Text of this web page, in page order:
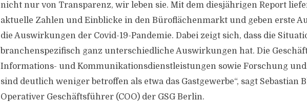
nicht nur von Transparenz, wir leben sie. Mit dem diesjährigen Report
aktuelle Zahlen und Einblicke in den Büroflächenmarkt und geben erste
die Auswirkungen der Covid-19-Pandemie. Dabei zeigt sich, dass die
branchenspezifisch ganz unterschiedliche Auswirkungen hat. Die
Informations- und Kommunikationsdienstleistungen sowie Forschung
sind deutlich weniger betroffen als etwa das Gastgewerbe“, sagt Sebastian
Operativer Geschäftsführer (COO) der GSG Berlin.